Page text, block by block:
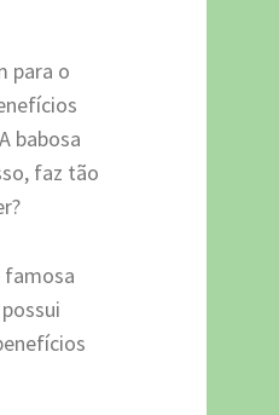
para o
babosa
faz tão
famosa